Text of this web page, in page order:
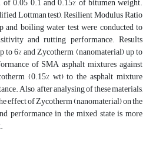
Lottman test), Resilient Modulus Ratio
and boiling water test were conducted to
and rutting performance. Results
to 6% and Zycotherm (nanomaterial) up to
of SMA asphalt mixtures against
(0.15% wt) to the asphalt mixture
Also, after analysing of these materials,
effect of Zycotherm (nanomaterial) on the
performance in the mixed state is more